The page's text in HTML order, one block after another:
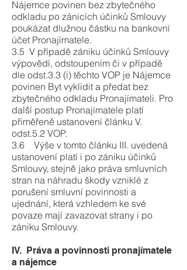
Nájemce povinen bez zbytečného
odkladu po zánicích účinků Smlouvy
poukázat dlužnou částku na bankovní
účet Pronajímatele.
3.5 V případě zániku účinků Smlouvy
výpovědí, odstoupením či v případě
dle odst.3.3 (i) těchto VOP je Nájemce
povinen Byt vyklidit a předat bez
zbytečného odkladu Pronajímateli. Pro
další postup Pronajímatele platí
přiměřeně ustanovení článku V.
odst.5.2 VOP.
3.6 Výše v tomto článku III. uvedená
ustanovení platí i po zániku účinků
Smlouvy, stejně jako práva smluvních
stran na náhradu škody vzniklé z
porušení smluvní povinnosti a
ujednání, která vzhledem ke své
povaze mají zavazovat strany i po
zániku Smlouvy.
IV. Práva a povinnosti pronajímatele
a nájemce